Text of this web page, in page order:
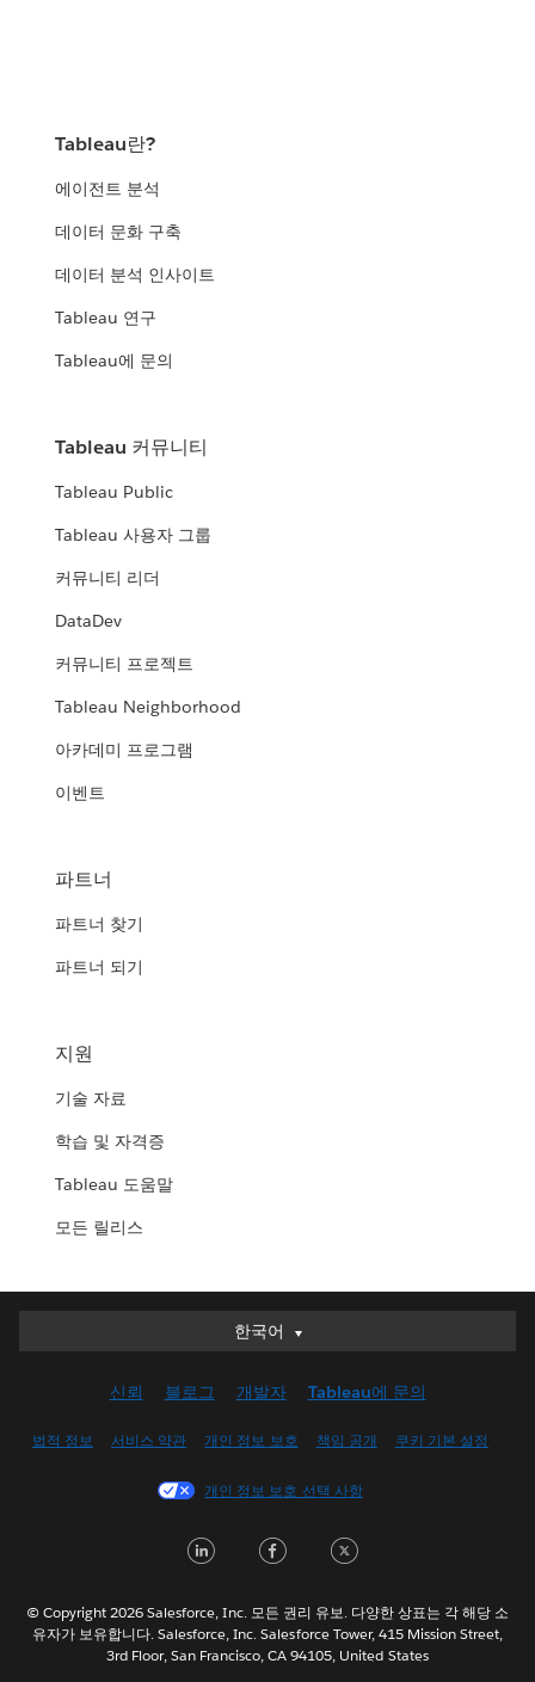
Tableau란?
에이전트 분석
데이터 문화 구축
데이터 분석 인사이트
Tableau 연구
Tableau에 문의
Tableau 커뮤니티
Tableau Public
Tableau 사용자 그룹
커뮤니티 리더
DataDev
커뮤니티 프로젝트
Tableau Neighborhood
아카데미 프로그램
이벤트
파트너
파트너 찾기
파트너 되기
지원
기술 자료
학습 및 자격증
Tableau 도움말
모든 릴리스
한국어
한국어
English (UK)
Français (Canada)
Italiano
Nederlands
Português
신뢰 블로그 개발자 Tableau에 문의
법적 정보 서비스 약관 개인 정보 보호 책임 공개 쿠키 기본 설정
개인 정보 보호 선택 사항
LinkedInFacebook
© Copyright 2026 Salesforce, Inc. 모든 권리 유보. 다양한 상표는 각 해당 소
유자가 보유합니다. Salesforce, Inc. Salesforce Tower, 415 Mission Street,
3rd Floor, San Francisco, CA 94105, United States